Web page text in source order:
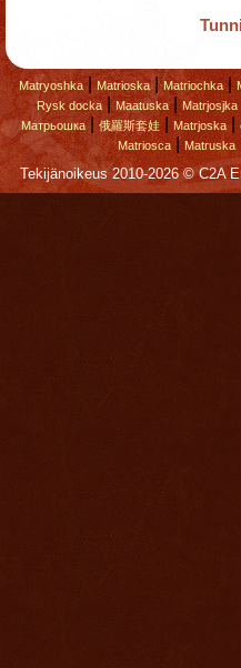
Matryoshka|Matrioska|Matriochka|
Rysk docka|Maatuska|Matrjosjka
Матрьошка|俄羅斯套娃| Matrjoska
Matriosca | Matruska
Tekijänoikeus 2010-2026 © C2A